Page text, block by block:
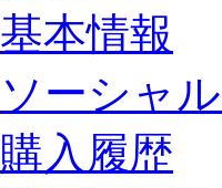
基本情報
ソーシャ
購入履歴